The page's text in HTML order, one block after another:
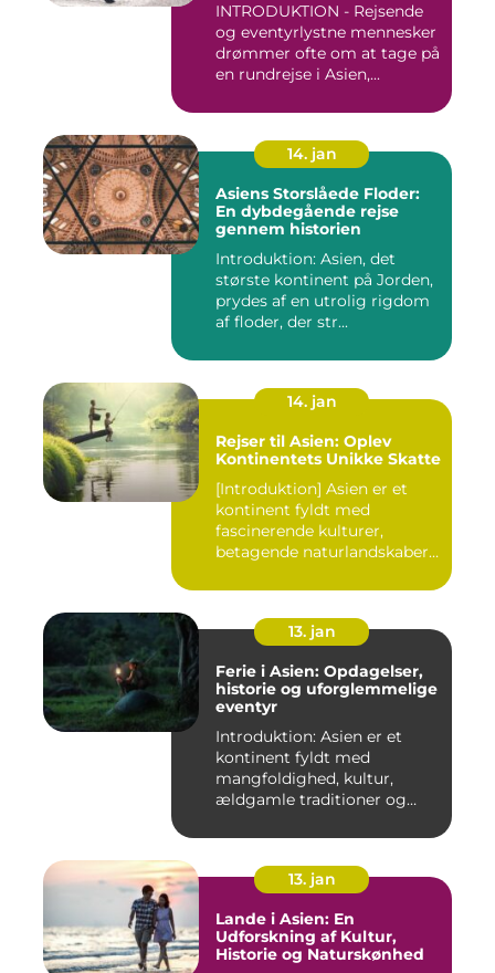
INTRODUKTION - Rejsende
og eventyrlystne mennesker
drømmer ofte om at tage på
en rundrejse i Asien,...
14. jan
Asiens Storslåede Floder:
En dybdegående rejse
gennem historien
Introduktion: Asien, det
største kontinent på Jorden,
prydes af en utrolig rigdom
af floder, der str...
14. jan
Rejser til Asien: Oplev
Kontinentets Unikke Skatte
[Introduktion] Asien er et
kontinent fyldt med
fascinerende kulturer,
betagende naturlandskaber
13. jan
Ferie i Asien: Opdagelser,
historie og uforglemmelige
eventyr
Introduktion: Asien er et
kontinent fyldt med
mangfoldighed, kultur,
ældgamle traditioner og
13. jan
Lande i Asien: En
Udforskning af Kultur,
Historie og Naturskønhed